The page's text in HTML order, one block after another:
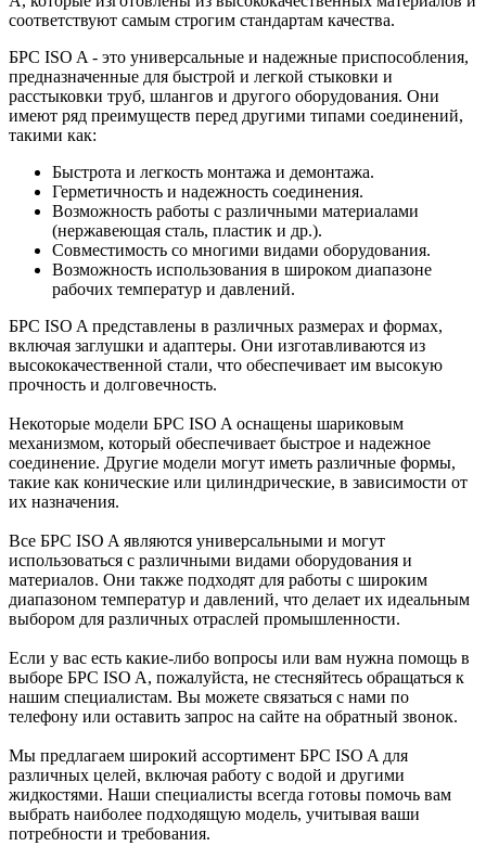
соответствуют самым строгим стандартам качества.
БРС ISO A - это универсальные и надежные приспособления,
предназначенные для быстрой и легкой стыковки и
расстыковки труб, шлангов и другого оборудования. Они
имеют ряд преимуществ перед другими типами соединений,
такими как:
Быстрота и легкость монтажа и демонтажа.
Герметичность и надежность соединения.
Возможность работы с различными материалами
(нержавеющая сталь, пластик и др.).
Совместимость со многими видами оборудования.
Возможность использования в широком диапазоне
рабочих температур и давлений.
БРС ISO A представлены в различных размерах и формах,
включая заглушки и адаптеры. Они изготавливаются из
высококачественной стали, что обеспечивает им высокую
прочность и долговечность.
Некоторые модели БРС ISO A оснащены шариковым
механизмом, который обеспечивает быстрое и надежное
соединение. Другие модели могут иметь различные формы,
такие как конические или цилиндрические, в зависимости от
их назначения.
Все БРС ISO A являются универсальными и могут
использоваться с различными видами оборудования и
материалов. Они также подходят для работы с широким
диапазоном температур и давлений, что делает их идеальным
выбором для различных отраслей промышленности.
Если у вас есть какие-либо вопросы или вам нужна помощь в
выборе БРС ISO A, пожалуйста, не стесняйтесь обращаться к
нашим специалистам. Вы можете связаться с нами по
телефону или оставить запрос на сайте на обратный звонок.
Мы предлагаем широкий ассортимент БРС ISO A для
различных целей, включая работу с водой и другими
жидкостями. Наши специалисты всегда готовы помочь вам
выбрать наиболее подходящую модель, учитывая ваши
потребности и требования.